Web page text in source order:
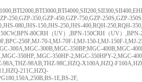
250,GZP-350,GZP-450,GZP-750,GZP-250S,GZP-
080,JHS-150,JHS-250,JHS-400,RQH-250,RQH-
80CRH（UV）,BPN-150CRH（UV）
250F,MJ-70-I,MJ-70F-I,MJ-150-I,MJ-150F-I,MJ-
300A,MGC-300B,MGC-350BP,MGC-400B,MGC-
350HP,.MGC-350HP-2,MGC-350HPY-2,MGC-
98AB,THZ-98C,HZQ-X100A,HZQ-
211C,HZQ-
1E,BS-2F,